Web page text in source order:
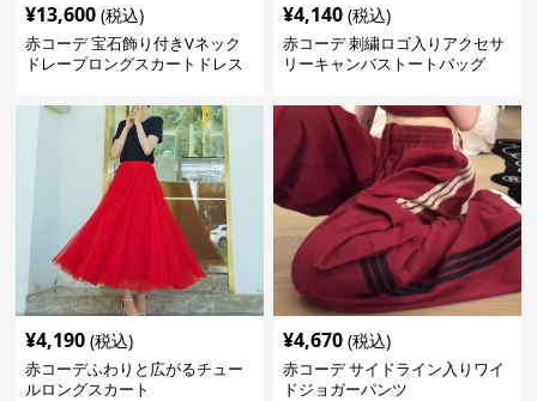
¥13,600 (税込)
赤コーデ 宝石飾り付きVネック
ドレープロングスカートドレス
¥4,140 (税込)
赤コーデ 刺繍ロゴ入りアクセサ
リーキャンバストートバッグ
¥4,190 (税込)
赤コーデふわりと広がるチュー
ルロングスカート
¥4,670 (税込)
赤コーデ サイドライン入りワイ
ドジョガーパンツ